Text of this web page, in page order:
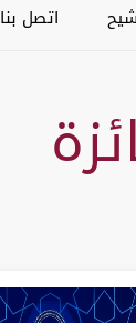
اتصل بنا